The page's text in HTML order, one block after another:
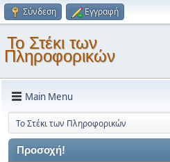
Σύνδεση Εγγραφή
Το Στέκι των
Πληροφορικών
Main Menu
Το Στέκι των Πληροφορικών
Προσοχή!